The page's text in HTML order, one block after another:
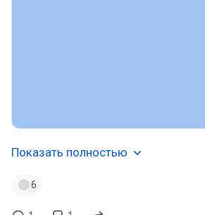
Показать полностью
6